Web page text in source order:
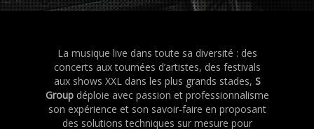
La musique live dans toute sa diversité : des
concerts aux tournées d’artistes, des festivals
aux shows XXL dans les plus grands stades, S
Group déploie avec passion et professionnalisme
son expérience et son savoir-faire en proposant
des solutions techniques sur mesure pour